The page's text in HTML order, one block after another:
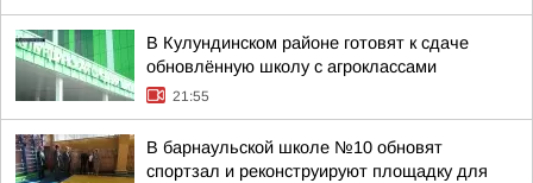
В Кулундинском районе готовят к сдаче
обновлённую школу с агроклассами
21:55
В барнаульской школе №10 обновят
спортзал и реконструируют площадку для